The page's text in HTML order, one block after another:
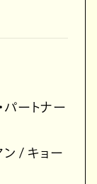
パートナー
ン / キョー